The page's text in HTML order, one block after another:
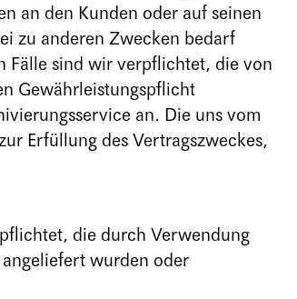
an den Kunden oder auf seinen
zu anderen Zwecken bedarf
Fälle sind wir verpflichtet, die von
Gewährleistungspflicht
an. Die uns vom
Erfüllung des Vertragszweckes,
die durch Verwendung
wurden oder